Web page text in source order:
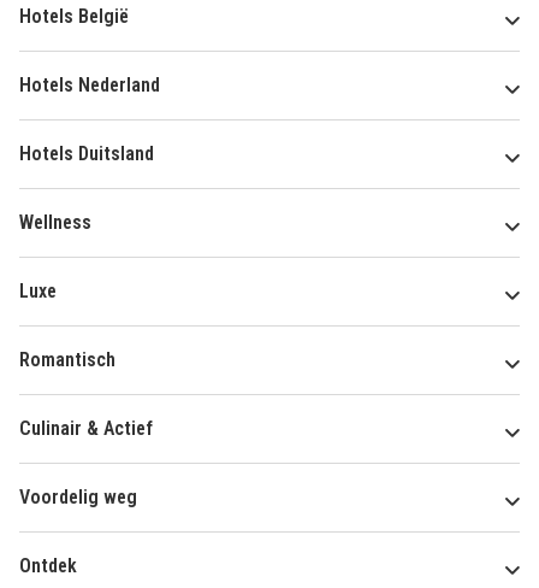
Hotels België
Hotels Nederland
Hotels Duitsland
Wellness
Luxe
Romantisch
Culinair & Actief
Voordelig weg
Ontdek